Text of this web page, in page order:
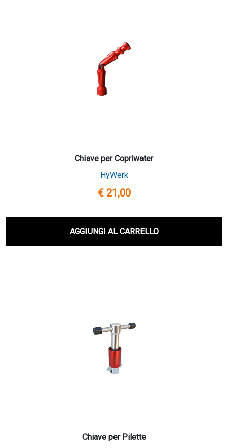
Chiave per Copriwater
HyWerk
€ 21,00
AGGIUNGI AL CARRELLO
Chiave per Pilette